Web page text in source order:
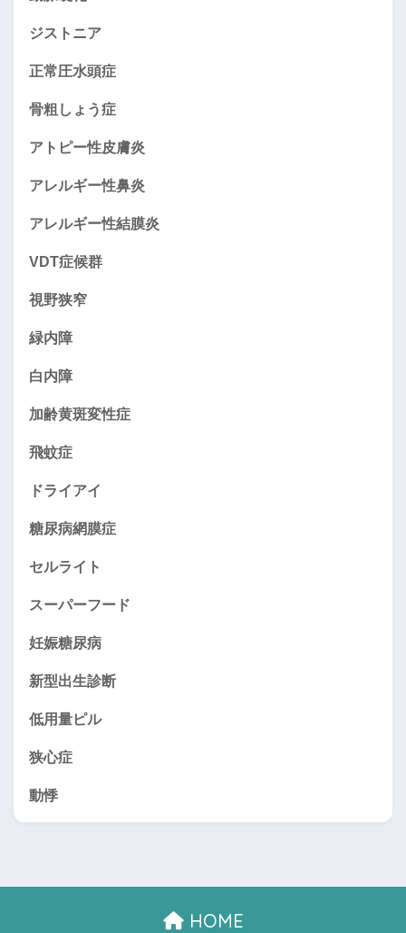
ジストニア
正常圧水頭症
骨粗しょう症
アトピー性皮膚炎
アレルギー性鼻炎
アレルギー性結膜炎
VDT症候群
視野狭窄
緑内障
白内障
加齢黄斑変性症
飛蚊症
ドライアイ
糖尿病網膜症
セルライト
スーパーフード
妊娠糖尿病
新型出生診断
低用量ピル
狭心症
動悸
HOME